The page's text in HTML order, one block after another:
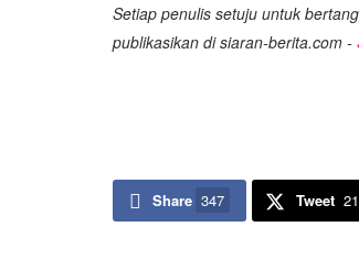
Setiap penulis setuju untuk
publikasikan di siaran-berita.com -
Share 347 Tweet